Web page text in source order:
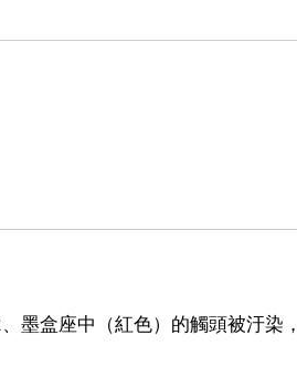
墨盒座中（紅色）的觸頭被汙染